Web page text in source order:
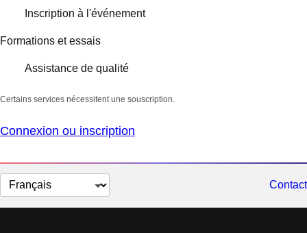
Inscription à l'événement
Formations et essais
Assistance de qualité
Certains services nécessitent une souscription.
Connexion ou inscription
Changer
la
Contact